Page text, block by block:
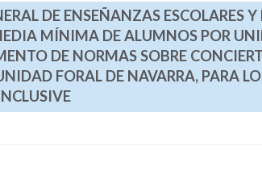
DE ENSEÑANZAS ESCOLARES
MÍNIMA DE ALUMNOS POR
DE NORMAS SOBRE
FORAL DE NAVARRA, PARA